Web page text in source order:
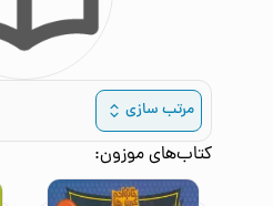
مرتب سازی
کتاب‌هایموزون: